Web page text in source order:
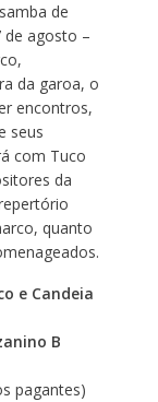
de
de agosto –
da garoa, o
encontros,
seus
com Tuco
da
quanto
e Candeia
B
pagantes)